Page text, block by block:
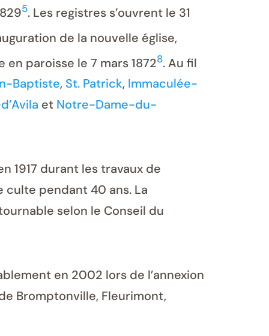
5. Les registres s’ouvrent le 31
de la nouvelle église,
paroisse le 7 mars 18728. Au fil
Baptiste, St. Patrick, Immaculée-
et Notre-Dame-du-
1917 durant les travaux de
pendant 40 ans. La
selon le Conseil du
en 2002 lors de l’annexion
Bromptonville, Fleurimont,